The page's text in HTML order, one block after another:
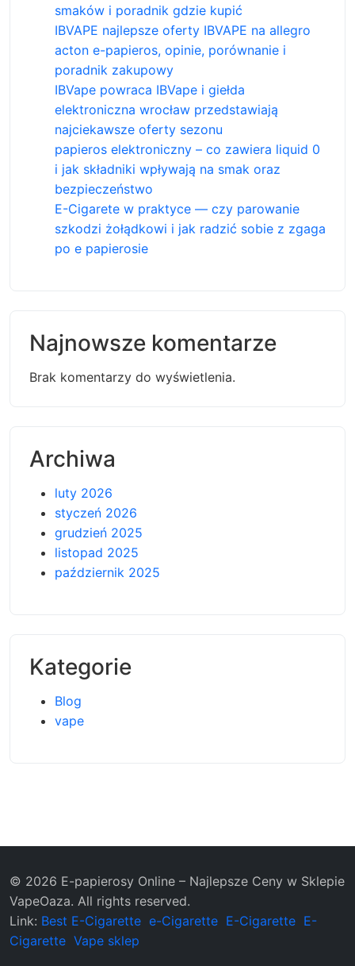
smaków i poradnik gdzie kupić
IBVAPE najlepsze oferty IBVAPE na allegro
acton e-papieros, opinie, porównanie i
poradnik zakupowy
IBVape powraca IBVape i giełda
elektroniczna wrocław przedstawiają
najciekawsze oferty sezonu
papieros elektroniczny – co zawiera liquid 0
i jak składniki wpływają na smak oraz
bezpieczeństwo
E-Cigarete w praktyce — czy parowanie
szkodzi żołądkowi i jak radzić sobie z zgaga
po e papierosie
Najnowsze komentarze
Brak komentarzy do wyświetlenia.
Archiwa
luty 2026
styczeń 2026
grudzień 2025
listopad 2025
październik 2025
Kategorie
Blog
vape
© 2026 E-papierosy Online – Najlepsze Ceny w Sklepie
VapeOaza. All rights reserved.
Link: Best E-Cigarette e-Cigarette E-Cigarette E-
Cigarette Vape sklep